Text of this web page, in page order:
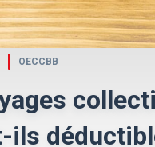
OECCBB
ils